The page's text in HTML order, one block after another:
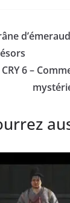
CRY 6 –